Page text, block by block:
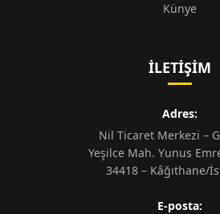
Künye
İLETIŞIM
Adres:
Nil Ticaret Merkezi –
Yeşilce Mah. Yunus
34418 – Kâğıthane/
E-posta: